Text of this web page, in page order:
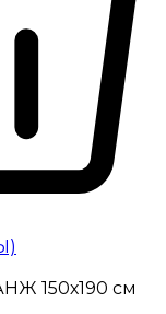
150х190 см